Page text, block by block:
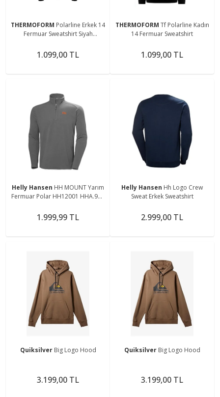
THERMOFORM Polarline Erkek 14
Fermuar Sweatshirt Siyah
1.099,00 TL
THERMOFORM Tf Polarline Kadın
14 Fermuar Sweatshirt
1.099,00 TL
Helly Hansen HH MOUNT Yarım
Fermuar Polar HH12001 HHA.971
1.999,99 TL
Helly Hansen Hh Logo Crew
Sweat Erkek Sweatshirt
2.999,00 TL
Quiksilver Big Logo Hood
3.199,00 TL
Quiksilver Big Logo Hood
3.199,00 TL